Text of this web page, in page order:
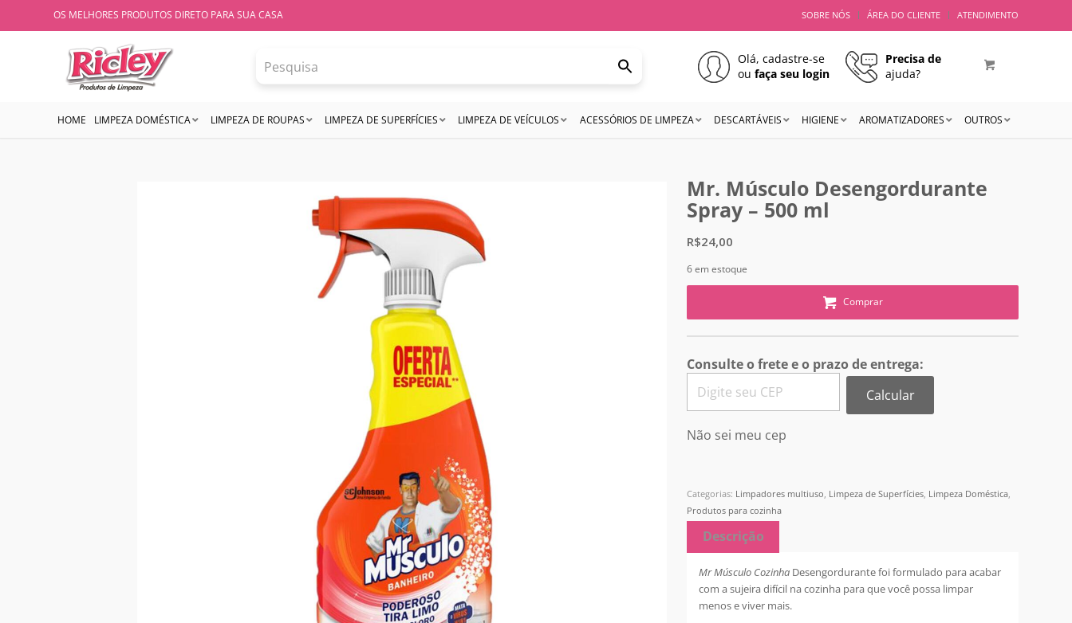
SOBRE NÓS ÁREA DO CLIENTE ATENDIMENTO
OS MELHORES PRODUTOS DIRETO PARA SUA CASA
Olá, cadastre-se
oufaça seu login
Precisa de
ajuda?
HOME LIMPEZA DOMÉSTICA LIMPEZA DE ROUPAS LIMPEZA DE SUPERFÍCIES LIMPEZA DE VEÍCULOS ACESSÓRIOS DE LIMPEZA DESCARTÁVEIS HIGIENE AROMATIZADORES OUTROS
Mr. Músculo Desengordurante
Spray – 500 ml
R$24,00
6 em estoque
Comprar
Consulte o frete e o prazo de entrega:
Calcular
Não sei meu cep
Categorias: Limpadores multiuso Limpeza de Superfícies Limpeza Doméstica
Produtos para cozinha
Descrição
Mr Músculo Cozinha Desengordurante foi formulado para acabar
com a sujeira difícil na cozinha para que você possa limpar
menos e viver mais.